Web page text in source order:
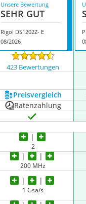
Unsere Bewertung
SEHR GUT
Rigol DS1202Z- E
08/2026
423 Bewertungen
Preis­vergleich
Ratenzahlung
2
200 MHz
1 Gsa/s